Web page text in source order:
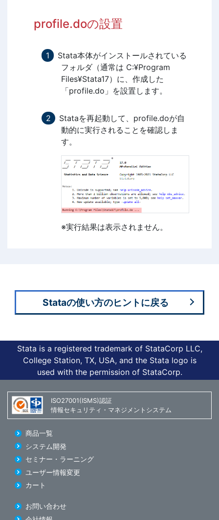
profile.doの設置
Stata本体がインストールされている
フォルダ（通常は C:¥Program
Files¥Stata17）に、作成した
「profile.do」を設置します。
Stataを再起動して、profile.doが自
動的に実行されることを確認しま
す。
※実行結果は表示されません。
Stataの使い方のヒントに戻る
Stata is a registered trademark of StataCorp LLC,
College Station, TX, USA, and the Stata logo is
used with the permission of StataCorp.
ISO27001(ISMS)認証
情報セキュリティ・マネジメントシステム
商品一覧
システム開発
セミナー・ラーニング
ユーザー情報変更
カート
お問い合わせ